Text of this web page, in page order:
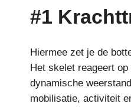
#1
Hiermee zet je de
Het skelet reageert
dynamische
mobilisatie, activiteit